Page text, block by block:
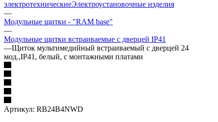
электротехническиеЭлектроустановочные изделия
—
Модульные щитки - "RAM base"
—
Модульные щитки встраиваемые с дверцей IP41
—Щиток мультимедийный встраиваемый с дверцей 24
мод.,IP41, белый, с монтажными платами
Артикул: RB24B4NWD